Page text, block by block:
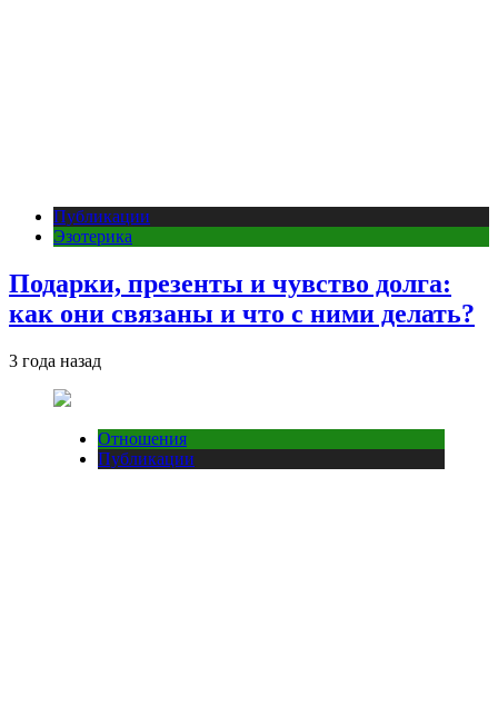
Публикации
Эзотерика
Подарки, презенты и чувство долга:
как они связаны и что с ними делать?
3 года назад
Отношения
Публикации